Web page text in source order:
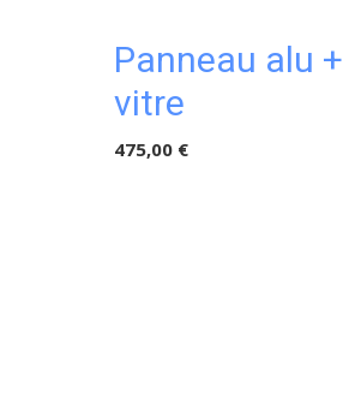
Panneau alu +
vitre
475,00 €